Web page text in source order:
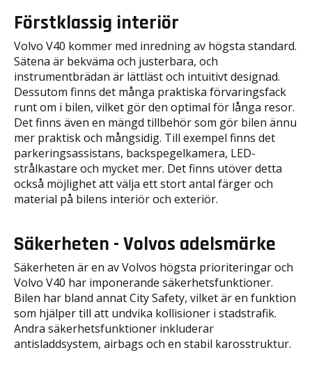
Förstklassig interiör
Volvo V40 kommer med inredning av högsta standard.
Sätena är bekväma och justerbara, och
instrumentbrädan är lättläst och intuitivt designad.
Dessutom finns det många praktiska förvaringsfack
runt om i bilen, vilket gör den optimal för långa resor.
Det finns även en mängd tillbehör som gör bilen ännu
mer praktisk och mångsidig. Till exempel finns det
parkeringsassistans, backspegelkamera, LED-
strålkastare och mycket mer. Det finns utöver detta
också möjlighet att välja ett stort antal färger och
material på bilens interiör och exteriör.
Säkerheten - Volvos adelsmärke
Säkerheten är en av Volvos högsta prioriteringar och
Volvo V40 har imponerande säkerhetsfunktioner.
Bilen har bland annat City Safety, vilket är en funktion
som hjälper till att undvika kollisioner i stadstrafik.
Andra säkerhetsfunktioner inkluderar
antisladdsystem, airbags och en stabil karosstruktur.